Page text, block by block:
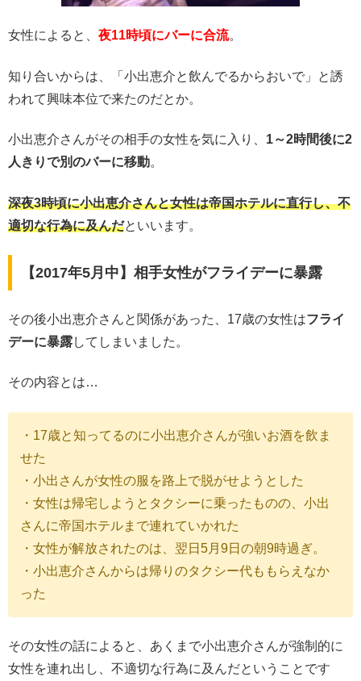
女性によると、 夜11時頃にバーに合流。
知り合いからは、「小出恵介と飲んでるからおいで」と誘
われて興味本位で来たのだとか。
小出恵介さんがその相手の女性を気に入り、 1～2時間後に2
人きりで別のバーに移動。
深夜3時頃に小出恵介さんと女性は帝国ホテルに直行し、不
適切な行為に及んだといいます。
【2017年5月中】相手女性がフライデーに暴露
その後小出恵介さんと関係があった、17歳の女性はフライ
デーに暴露してしまいました。
その内容とは…
・17歳と知ってるのに小出恵介さんが強いお酒を飲ま
せた
・小出さんが女性の服を路上で脱がせようとした
・女性は帰宅しようとタクシーに乗ったものの、小出
さんに帝国ホテルまで連れていかれた
・女性が解放されたのは、翌日5月9日の朝9時過ぎ。
・小出恵介さんからは帰りのタクシー代ももらえなか
った
その女性の話によると、あくまで小出恵介さんが強制的に
女性を連れ出し、不適切な行為に及んだということです